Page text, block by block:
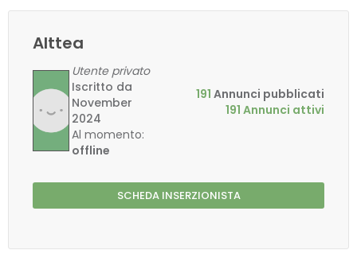
Alttea
Utente privato
Iscritto da
November
2024
Al momento:
offline
191 Annunci pubblicati
191 Annunci attivi
SCHEDA INSERZIONISTA